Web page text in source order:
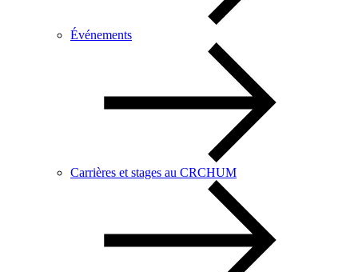
Événements
Carrières et stages au CRCHUM